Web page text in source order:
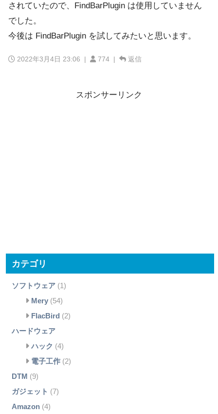
されていたので、FindBarPlugin は使用していません
でした。
今後は FindBarPlugin を試してみたいと思います。
2022年3月4日 23:06 | 774 | 返信
スポンサーリンク
カテゴリ
ソフトウェア(1)
Mery(54)
FlacBird (2)
ハードウェア
ハック (4)
電子工作(2)
DTM (9)
ガジェット (7)
Amazon(4)